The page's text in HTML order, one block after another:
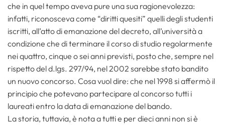
che in quel tempo aveva pure una sua ragionevolezza:
infatti, riconosceva come “diritti quesiti” quelli degli studenti
iscritti, all’atto di emanazione del decreto, all’università a
condizione che di terminare il corso di studio regolarmente
nei quattro, cinque o sei anni previsti, posto che, sempre nel
rispetto del d.lgs. 297/94, nel 2002 sarebbe stato bandito
un nuovo concorso. Cosa vuol dire: che nel 1998 si affermò il
principio che potevano partecipare al concorso tutti i
laureati entro la data di emanazione del bando.
La storia, tuttavia, è nota a tutti e per dieci anni non si è